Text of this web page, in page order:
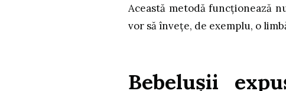
Această metodă funcționează
vor să învețe, de exemplu, o
Bebelușii